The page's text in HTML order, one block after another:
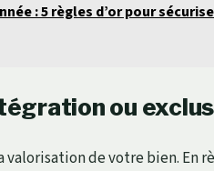
: 5 règles d’or pour
ou
de votre bien. En